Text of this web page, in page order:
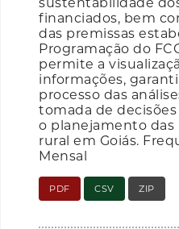
financiados, bem
das premissas
Programação do
permite a
informações,
processo das
tomada de
o planejamento
rural em Goiás.
Mensal
PDF CSV ZIP